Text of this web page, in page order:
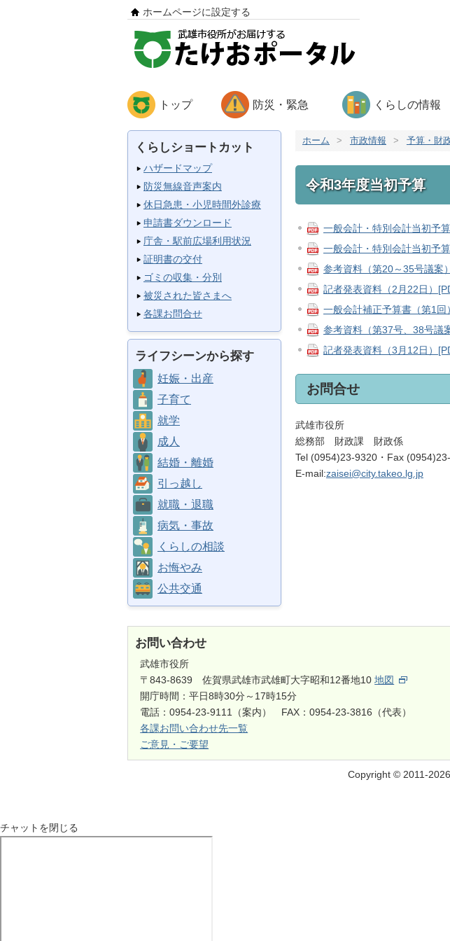
ホームページに設定する
トップ 防災・緊急 くらしの情報
くらしショートカット
ハザードマップ
防災無線音声案内
休日急患・小児時間外診療
申請書ダウンロード
庁舎・駅前広場利用状況
証明書の交付
ゴミの収集・分別
被災された皆さまへ
各課お問合せ
ライフシーンから探す
妊娠・出産
子育て
就学
成人
結婚・離婚
引っ越し
就職・退職
病気・事故
くらしの相談
お悔やみ
公共交通
ホーム > 市政情報 > 予算・財
令和3年度当初予算
一般会計・特別会計当初予
一般会計・特別会計当初予
参考資料（第20～35号議案
記者発表資料（2月22日）
一般会計補正予算書（第1回
参考資料（第37号、38号議
記者発表資料（3月12日）
お問合せ
武雄市役所
総務部 財政課 財政係
Tel (0954)23-9320・Fax
E-mail:zaisei@city.takeo.lg.jp
お問い合わせ
武雄市役所
〒843-8639 佐賀県武雄市武雄町大字昭和12番地10地図
開庁時間：平日8時30分～17時15分
電話：0954-23-9111（案内） FAX：0954-23-3816（代表）
各課お問い合わせ先一覧
ご意見・ご要望
Copyright © 2011-
チャットを閉じる